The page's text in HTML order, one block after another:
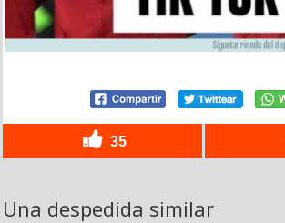
35
Una despedida similar